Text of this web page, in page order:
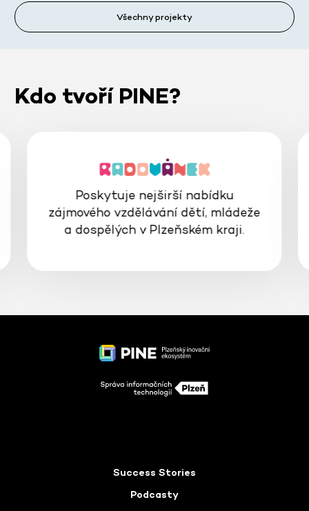
Všechny projekty
Kdo tvoří PINE?
Poskytuje nejširší nabídku
zájmového vzdělávání dětí, mládeže
a dospělých v Plzeňském kraji.
Success Stories
Podcasty